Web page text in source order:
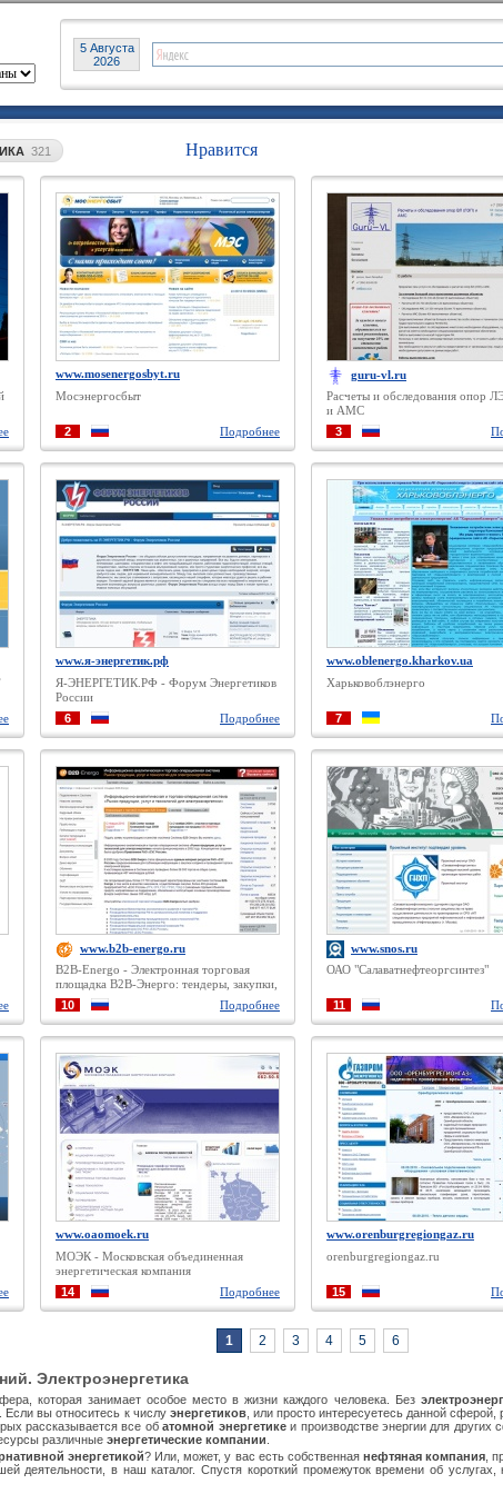
5 Августа
2026
321 Нравится
www.mosenergosbyt.ru
Мосэнергосбыт
2 Подробнее
guru-vl.ru
Расчеты и обследования опор
и АМС
3
www.я-энергетик.рф
Я-ЭНЕРГЕТИК.РФ - Форум Энергетиков
России
6
Подробнее
www.oblenergo.kharkov.ua
Харьковоблэнерго
7
www.b2b-energo.ru
B2B-Energo - Электронная торговая
площадка В2В-Энерго: тендеры, закупки,
торги
10 Подробнее
www.snos.ru
ОАО "Салаватнефтеоргсинтез"
11
www.oaomoek.ru
МОЭК - Московская объединенная
энергетическая компания
14
Подробнее
www.orenburgregiongaz.ru
orenburgregiongaz.ru
15
1 2 3 4 5 6
Электроэнергетика
которая занимает особое место в жизни каждого человека. Без
Если вы относитесь к числу энергетиков, или просто интересуетесь данной
рассказывается все обатомной энергетикеи производстве энергии для других
различные энергетические компании
энергетикой? Или, может, у вас есть собственная нефтяная компания,
деятельности, в наш каталог. Спустя короткий промежуток времени об услугах,